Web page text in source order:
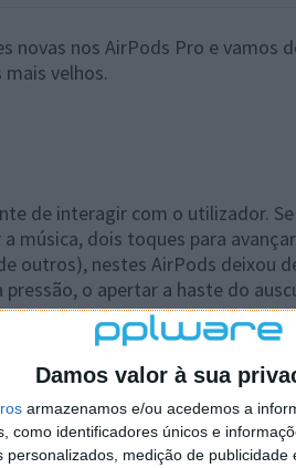
Damos valor à sua
armazenamos e/ou acedemos a
como identificadores únicos e
personalizados, medição de
novas nos AirPods Pro e vamos
velhos.
de interagir com o utilizador.
música, dois toques para
outros), nestes AirPods deixou
o apertar a haste do